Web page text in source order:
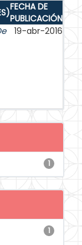
FECHA DE
PUBLICACIÓN
19-abr-2016
1
1